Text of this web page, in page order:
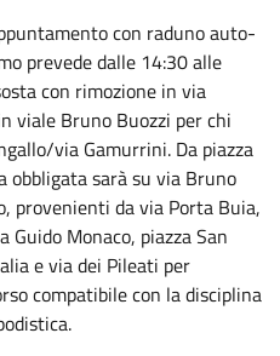
con raduno auto-
prevede dalle 14:30 alle
con rimozione in via
viale Bruno Buozzi per chi
via Gamurrini. Da piazza
obbligata sarà su via Bruno
provenienti da via Porta Buia,
Monaco, piazza San
e via dei Pileati per
compatibile con la disciplina